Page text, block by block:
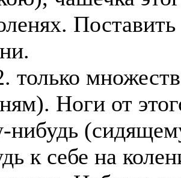
только
Ноги от
нибудь
к себе на